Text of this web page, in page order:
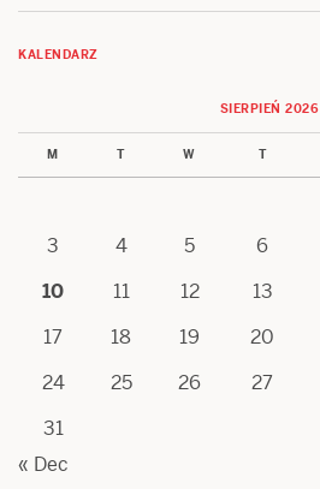
KALENDARZ
SIERPIEŃ 2026
M T W T
3
4 5 6
10
11 12 13
17
18 19 20
24
25 26 27
31
« Dec